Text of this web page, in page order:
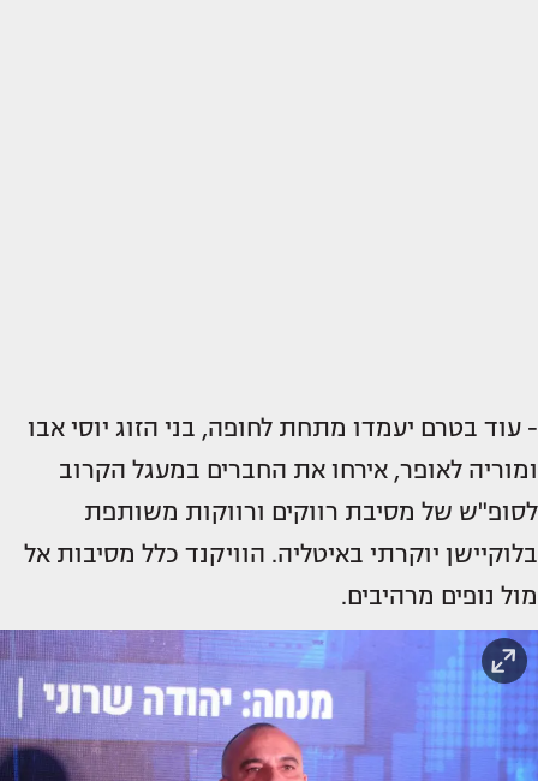
- עוד בטרם יעמדו מתחת לחופה, בני הזוג יוסי אבו
ומוריה לאופר, אירחו את החברים במעגל הקרוב
לסופ"ש של מסיבת רווקים ורווקות משותפת
בלוקיישן יוקרתי באיטליה. הוויקנד כלל מסיבות אל
מול נופים מרהיבים.